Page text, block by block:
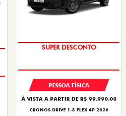
SUPER DESCONTO
PESSOA FÍSICA
À VISTA A PARTIR DE R$ 99.990,00
CRONOS DRIVE 1.3 FLEX 4P 2026